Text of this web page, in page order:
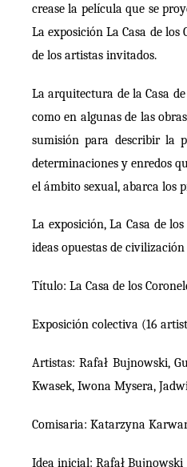
crease la película que se
La exposición La Casa de
de los artistas invitados.
La arquitectura de la Casa
como en algunas de las
sumisión para describir la
determinaciones y enredos
el ámbito sexual, abarca los
La exposición, La Casa de
ideas opuestas de
Título: La Casa de los
Exposición colectiva (16
Artistas: Rafał Bujnowski,
Kwasek, Iwona Mysera,
Comisaria: Katarzyna
Idea inicial: Rafał Bujnowski